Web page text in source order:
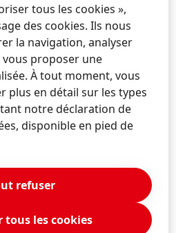
du Conseil sur le
de Henkel.
de nouveaux
renforcera sa collaboration
En travaillant avec des
Henkel a l'intention de
consommateurs au
et d'expliquer comment il est
sur le site
tous les cookies »,
des cookies. Ils nous
la navigation, analyser
vous proposer une
À tout moment, vous
plus en détail sur les types
notre déclaration de
disponible en pied de
refuser
tous les cookies